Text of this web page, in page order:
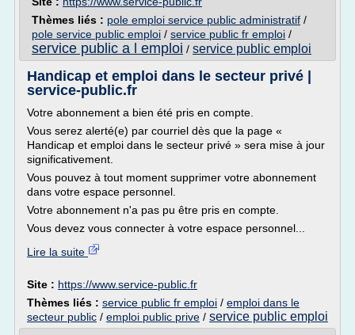
Thèmes liés : pole emploi service public administratif /
pole service public emploi / service public fr emploi /
service public a l emploi / service public emploi
Handicap et emploi dans le secteur privé |
service-public.fr
Votre abonnement a bien été pris en compte.
Vous serez alerté(e) par courriel dès que la page «
Handicap et emploi dans le secteur privé » sera mise à jour
significativement.
Vous pouvez à tout moment supprimer votre abonnement
dans votre espace personnel.
Votre abonnement n'a pas pu être pris en compte.
Vous devez vous connecter à votre espace personnel...
Lire la suite
Site : https://www.service-public.fr
Thèmes liés : service public fr emploi / emploi dans le
secteur public / emploi public prive / service public emploi